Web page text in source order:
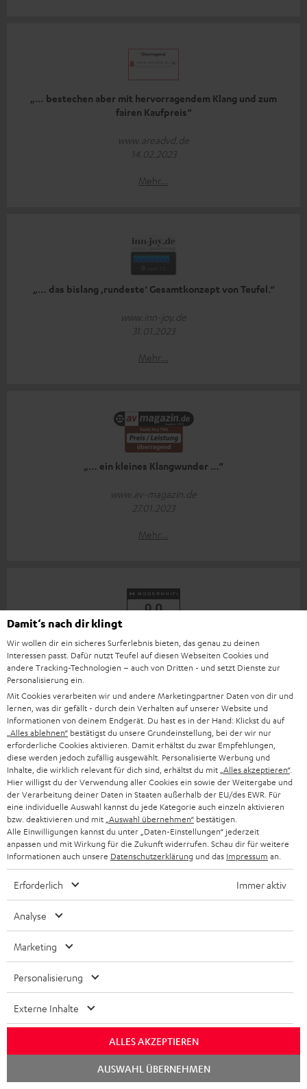
„… bestechen aber mit hervorragendem Klang und zum
fairen Kaufpreis“
www.areadvd.de
14.02.2023
Mehr...
„… das bislang ,rundeste‘ Gesamtkonzept von Teufel.“
www.inn-joy.de
31.01.2023
Mehr...
„… ein kleines Klangwunder …“
www.av-magazin.de
27.01.2023
Mehr...
„Insgesamt ein runder Auftritt zum attraktiven Preis.“
www.modernhifi.de
Mehr...
Zubehör
Notwendiges Zubehör ist im Lieferumfang
enthalten.
Weiteres Zubehör
VARTA Wireless Power
FeinTech Bluetooth Audio
System
Damit‘s nach dir klingt
Wir wollen dir ein sicheres Surferlebnis bieten, das genau zu deinen
Interessen passt. Dafür nutzt Teufel auf diesen Webseiten Cookies und
andere Tracking-Technologien – auch von Dritten - und setzt Dienste zur
Personalisierung ein.
Mit Cookies verarbeiten wir und andere Marketingpartner Daten von dir und
lernen, was dir gefällt - durch dein Verhalten auf unserer Website und
Informationen von deinem Endgerät. Du hast es in der Hand: Klickst du auf
„Alles ablehnen“ bestätigst du unsere Grundeinstellung, bei der wir nur
erforderliche Cookies aktivieren. Damit erhältst du zwar Empfehlungen,
diese werden jedoch zufällig ausgewählt. Personalisierte Werbung und
Inhalte, die wirklich relevant für dich sind, erhältst du mit „Alles akzeptieren“.
Hier willigst du der Verwendung aller Cookies ein sowie der Weitergabe und
der Verarbeitung deiner Daten in Staaten außerhalb der EU/des EWR. Für
eine individuelle Auswahl kannst du jede Kategorie auch einzeln aktivieren
bzw. deaktivieren und mit „Auswahl übernehmen“ bestätigen.
Alle Einwilligungen kannst du unter „Daten-Einstellungen“ jederzeit
anpassen und mit Wirkung für die Zukunft widerrufen. Schau dir für weitere
Informationen auch unsere Datenschutzerklärung und das Impressum an.
Erforderlich Immer aktiv
Analyse
Marketing
Personalisierung
Externe Inhalte
ALLES AKZEPTIEREN
AUSWAHL ÜBERNEHMEN